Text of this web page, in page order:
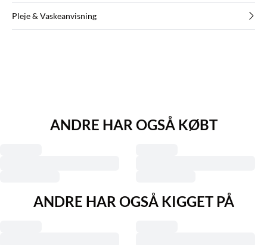
Pleje & Vaskeanvisning
ANDRE HAR OGSÅ KØBT
ANDRE HAR OGSÅ KIGGET PÅ